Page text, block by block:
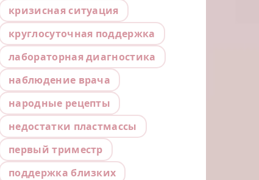
кризисная ситуация
круглосуточная поддержка
лабораторная диагностика
наблюдение врача
народные рецепты
недостатки пластмассы
первый триместр
поддержка близких